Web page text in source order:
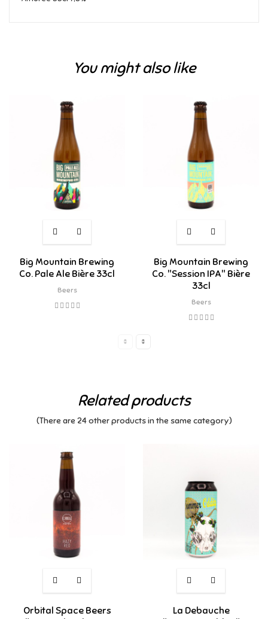
You might also like
Big Mountain Brewing
Co. Pale Ale Bière 33cl
Beers
Big Mountain Brewing
Co. "Session IPA" Bière
33cl
Beers
Related products
(There are 24 other products in the same category)
Orbital Space Beers
La Debauche